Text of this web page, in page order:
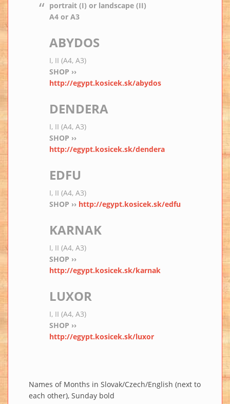
portrait (I) or landscape (II)
A4 or A3
ABYDOS
I, II (A4, A3)
SHOP ››
http://egypt.kosicek.sk/abydos
DENDERA
I, II (A4, A3)
SHOP ››
http://egypt.kosicek.sk/dendera
EDFU
I, II (A4, A3)
SHOP ›› http://egypt.kosicek.sk/edfu
KARNAK
I, II (A4, A3)
SHOP ››
http://egypt.kosicek.sk/karnak
LUXOR
I, II (A4, A3)
SHOP ››
http://egypt.kosicek.sk/luxor
Names of Months in Slovak/Czech/English (next to
each other), Sunday bold